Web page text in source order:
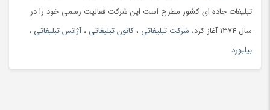
تبلیغات جاده ای کشور مطرح است این شرکت فعالیت رسمی خود را در
سال 1374 آغاز کرد،
شرکت تبلیغاتی ، کانون تبلیغاتی ،آژانس تبلیغاتی ،
بیلبورد